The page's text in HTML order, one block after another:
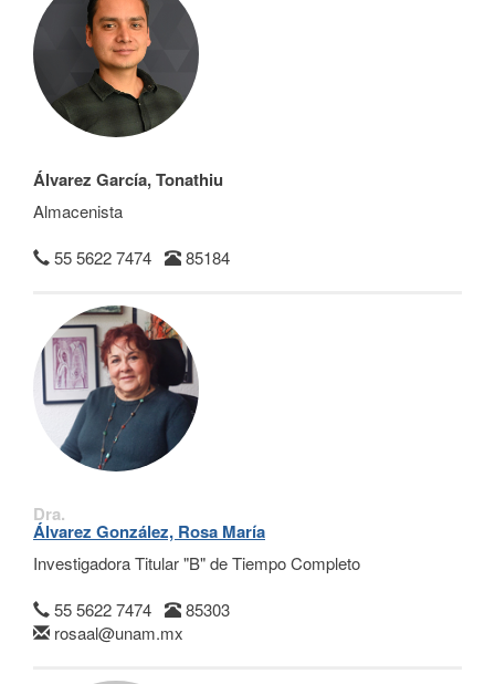
Álvarez García, Tonathiu
Almacenista
55 5622 7474
85184
Dra.
Álvarez González, Rosa María
Investigadora Titular "B" de Tiempo Completo
55 5622 7474
85303
rosaal@unam.mx